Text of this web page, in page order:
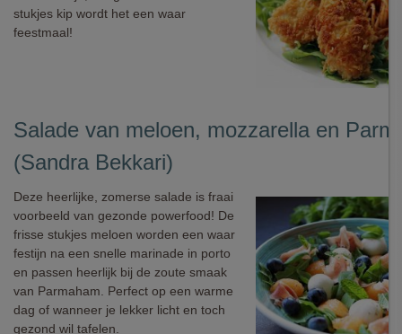
stukjes kip wordt het een waar
feestmaal!
Salade van meloen, mozzarella en
(Sandra Bekkari)
Deze heerlijke, zomerse salade is fraai
voorbeeld van gezonde powerfood! De
frisse stukjes meloen worden een waar
festijn na een snelle marinade in porto
en passen heerlijk bij de zoute smaak
van Parmaham. Perfect op een warme
dag of wanneer je lekker licht en toch
gezond wil tafelen.